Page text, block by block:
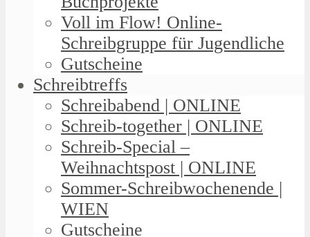
Voll im Flow! Online-
Schreibgruppe für Jugendliche
Gutscheine
Schreibtreffs
Schreibabend | ONLINE
Schreib-together | ONLINE
Schreib-Special –
Weihnachtspost | ONLINE
Sommer-Schreibwochenende |
WIEN
Gutscheine